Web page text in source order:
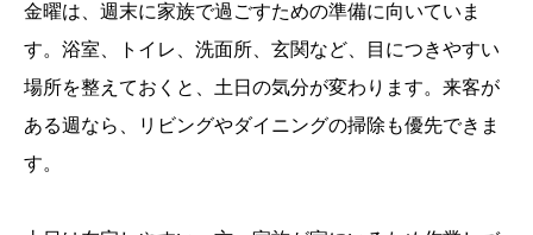
金曜は、週末に家族で過ごすための準備に向いていま
す。浴室、トイレ、洗面所、玄関など、目につきやすい
場所を整えておくと、土日の気分が変わります。来客が
ある週なら、リビングやダイニングの掃除も優先できま
す。